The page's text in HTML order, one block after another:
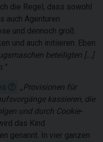
die Regel, dass sowohl
auch Agenturen
und dennoch groß
und auch initiieren. Eben
beteiligten [...]
“
„Provisionen für
kassieren, die
und durch Cookie-
das Kind
genannt. In vier ganzen